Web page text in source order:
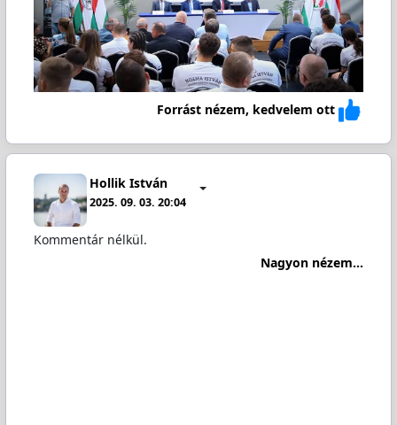
Forrást nézem, kedvelem ott
Hollik István
2025. 09. 03. 20:04
Kommentár nélkül.
Nagyon nézem...